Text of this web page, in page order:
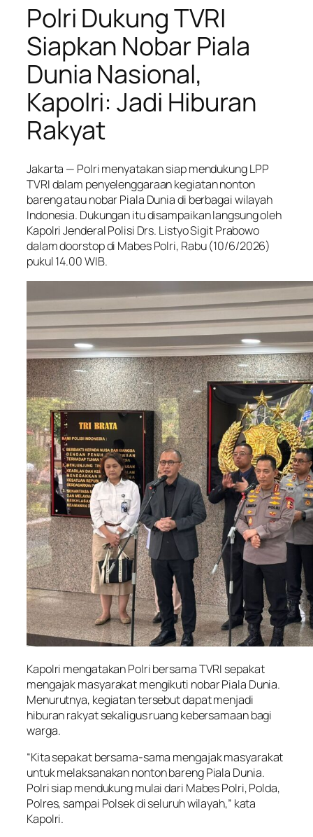
Polri Dukung TVRI
Siapkan Nobar Piala
Dunia Nasional,
Kapolri: Jadi Hiburan
Rakyat
Jakarta — Polri menyatakan siap mendukung LPP
TVRI dalam penyelenggaraan kegiatan nonton
bareng atau nobar Piala Dunia di berbagai wilayah
Indonesia. Dukungan itu disampaikan langsung oleh
Kapolri Jenderal Polisi Drs. Listyo Sigit Prabowo
dalam doorstop di Mabes Polri, Rabu (10/6/2026)
pukul 14.00 WIB.
Kapolri mengatakan Polri bersama TVRI sepakat
mengajak masyarakat mengikuti nobar Piala Dunia.
Menurutnya, kegiatan tersebut dapat menjadi
hiburan rakyat sekaligus ruang kebersamaan bagi
warga.
“Kita sepakat bersama-sama mengajak masyarakat
untuk melaksanakan nonton bareng Piala Dunia.
Polri siap mendukung mulai dari Mabes Polri, Polda,
Polres, sampai Polsek di seluruh wilayah,” kata
Kapolri.